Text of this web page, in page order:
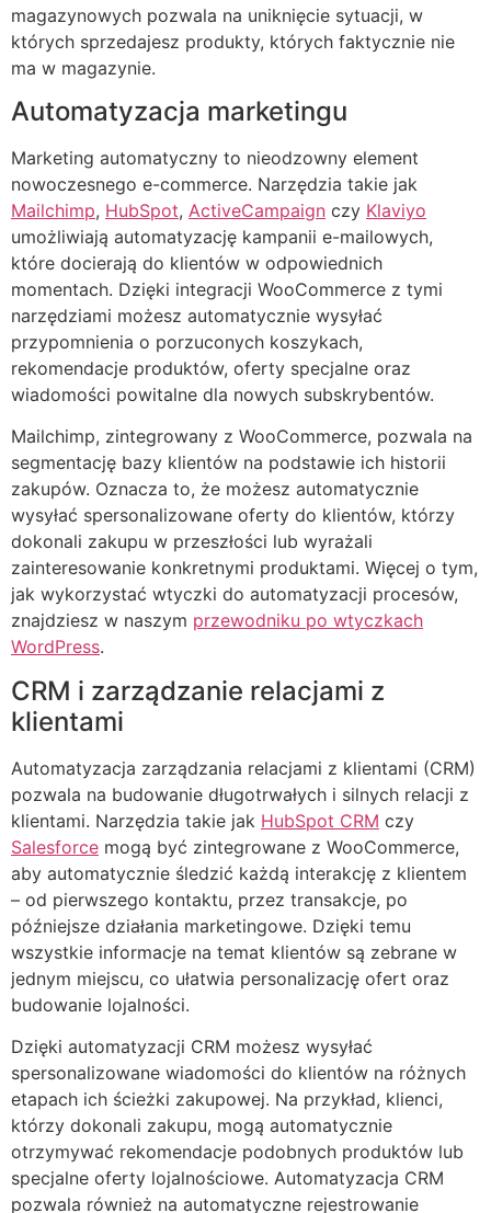
magazynowych pozwala na uniknięcie sytuacji, w
których sprzedajesz produkty, których faktycznie nie
ma w magazynie.
Automatyzacja marketingu
Marketing automatyczny to nieodzowny element
nowoczesnego e-commerce. Narzędzia takie jak
Mailchimp, HubSpot, ActiveCampaign czy Klaviyo
umożliwiają automatyzację kampanii e-mailowych,
które docierają do klientów w odpowiednich
momentach. Dzięki integracji WooCommerce z tymi
narzędziami możesz automatycznie wysyłać
przypomnienia o porzuconych koszykach,
rekomendacje produktów, oferty specjalne oraz
wiadomości powitalne dla nowych subskrybentów.
Mailchimp, zintegrowany z WooCommerce, pozwala na
segmentację bazy klientów na podstawie ich historii
zakupów. Oznacza to, że możesz automatycznie
wysyłać spersonalizowane oferty do klientów, którzy
dokonali zakupu w przeszłości lub wyrażali
zainteresowanie konkretnymi produktami. Więcej o tym,
jak wykorzystać wtyczki do automatyzacji procesów,
znajdziesz w naszym przewodniku po wtyczkach
WordPress.
CRM i zarządzanie relacjami z
klientami
Automatyzacja zarządzania relacjami z klientami (CRM)
pozwala na budowanie długotrwałych i silnych relacji z
klientami. Narzędzia takie jak HubSpot CRM czy
Salesforce mogą być zintegrowane z WooCommerce,
aby automatycznie śledzić każdą interakcję z klientem
– od pierwszego kontaktu, przez transakcje, po
późniejsze działania marketingowe. Dzięki temu
wszystkie informacje na temat klientów są zebrane w
jednym miejscu, co ułatwia personalizację ofert oraz
budowanie lojalności.
Dzięki automatyzacji CRM możesz wysyłać
spersonalizowane wiadomości do klientów na różnych
etapach ich ścieżki zakupowej. Na przykład, klienci,
którzy dokonali zakupu, mogą automatycznie
otrzymywać rekomendacje podobnych produktów lub
specjalne oferty lojalnościowe. Automatyzacja CRM
pozwala również na automatyczne rejestrowanie